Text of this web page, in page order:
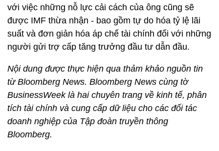
với việc những nỗ lực cải cách của ông cũng sẽ
được IMF thừa nhận - bao gồm tự do hóa tỷ lệ lãi
suất và đơn giản hóa áp chế tài chính đối với những
người gửi trợ cấp tăng trưởng đầu tư dẫn đầu.
Nội dung được thực hiện qua thảm khảo nguồn tin
từ Bloomberg News. Bloomberg News cùng tờ
BusinessWeek là hai chuyên trang về kinh tế, phân
tích tài chính và cung cấp dữ liệu cho các đối tác
doanh nghiệp của Tập đoàn truyền thông
Bloomberg.